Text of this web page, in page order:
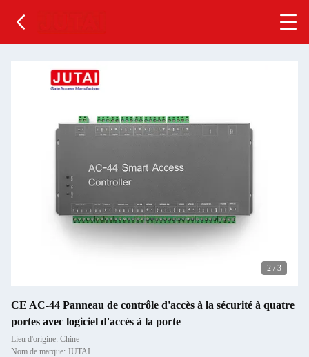
2 / 3
CE AC-44 Panneau de contrôle d'accès à la sécurité à quatre
portes avec logiciel d'accès à la porte
Lieu d'origine: Chine
Nom de marque: JUTAI